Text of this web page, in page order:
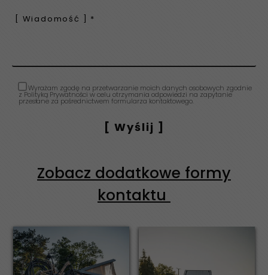
Wyrażam zgodę na przetwarzanie moich danych osobowych zgodnie
z Polityką Prywatności w celu otrzymania odpowiedzi na zapytanie
przesłane za pośrednictwem formularza kontaktowego.
Zobacz dodatkowe formy
kontaktu